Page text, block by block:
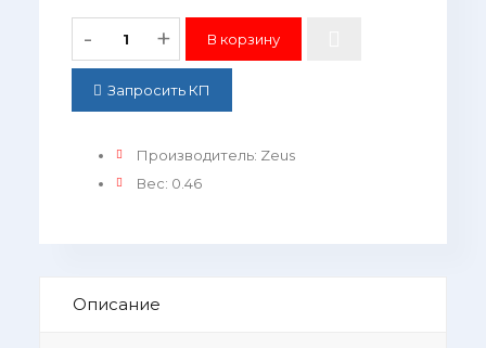
- +
Запросить КП
Производитель: Zeus
Вес: 0.46
Описание